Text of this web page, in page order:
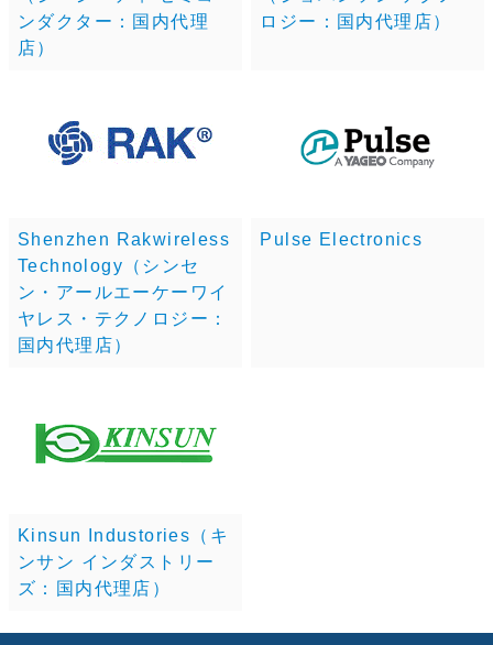
ンダクター：国内代理
店）
ロジー：国内代理店）
Shenzhen Rakwireless
Technology（シンセ
ン・アールエーケーワイ
ヤレス・テクノロジー：
国内代理店）
Pulse Electronics
Kinsun Industories（キ
ンサン インダストリー
ズ：国内代理店）